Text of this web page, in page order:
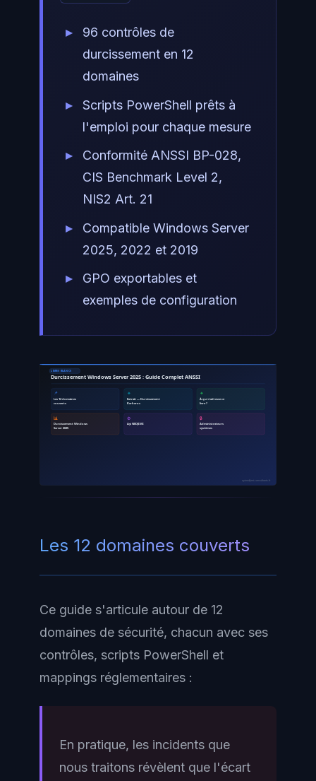
96 contrôles de
durcissement en 12
domaines
Scripts PowerShell prêts à
l'emploi pour chaque mesure
Conformité ANSSI BP-028,
CIS Benchmark Level 2,
NIS2 Art. 21
Compatible Windows Server
2025, 2022 et 2019
GPO exportables et
exemples de configuration
LIVRES BLANCS
Durcissement Windows Server 2025 : Guide Complet ANSSI
📌
Les 12 domaines
couverts
🔹
Extrait — Durcissement
Kerberos
🔸
À qui s'adresse ce
livre ?
📊
Durcissement Windows
Server 2025
⚙
Ayi NEDJIMI
🔒
Administrateurs
systèmes
ayinedjimi-consultants.fr
Les 12 domaines couverts
Ce guide s'articule autour de 12
domaines de sécurité, chacun avec ses
contrôles, scripts PowerShell et
mappings réglementaires :
En pratique, les incidents que
nous traitons révèlent que l'écart